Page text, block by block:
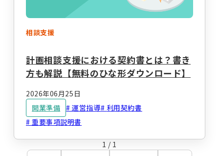
キーワードからコラムを探す キーワード一覧
国保連請求 工賃計算
開業の流れ
モニタリング
相談支援
計画相談支援における契約書とは？書き
方も解説【無料のひな形ダウンロード】
2026年06月25日
開業準備
運営指導
利用契約書
重要事項説明書
1 / 1